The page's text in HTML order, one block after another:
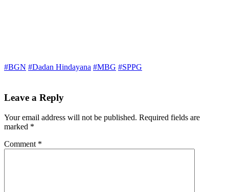
#BGN #Dadan Hindayana #MBG #SPPG
Leave a Reply
Your email address will not be published. Required fields are
marked *
Comment *